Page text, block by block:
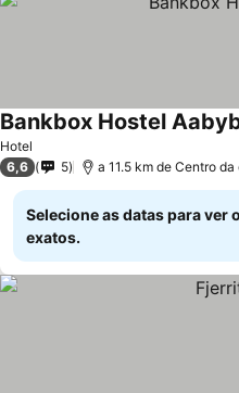
Hotel
Bankbox Hostel
6,6 5 a 11.5 km de Centro
Selecione as datas para ver
exatos.